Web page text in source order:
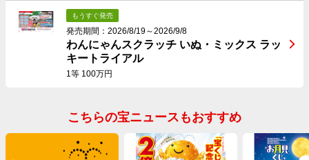
もうすぐ発売
発売期間：2026/8/19～2026/9/8
わんにゃんスクラッチ いぬ・ミックス ラッ
キートライアル
1等 100万円
こちらの宝ニュースもおすすめ